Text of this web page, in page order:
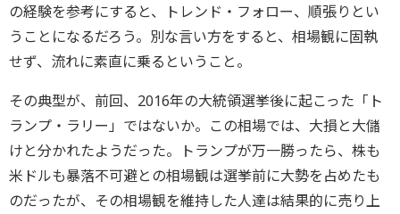
の経験を参考にすると、トレンド・フォロー、順張りとい
うことになるだろう。別な言い方をすると、相場観に固執
せず、流れに素直に乗るということ。
その典型が、前回、2016年の大統領選挙後に起こった「ト
ランプ・ラリー」ではないか。この相場では、大損と大儲
けと分かれたようだった。トランプが万一勝ったら、株も
米ドルも暴落不可避との相場観は選挙前に大勢を占めたも
のだったが、その相場観を維持した人達は結果的に売り上